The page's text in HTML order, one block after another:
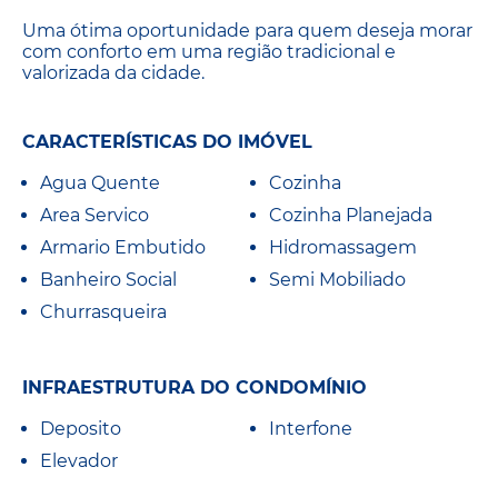
Uma ótima oportunidade para quem deseja morar
com conforto em uma região tradicional e
valorizada da cidade.
CARACTERÍSTICAS DO IMÓVEL
Agua Quente
Area Servico
Armario Embutido
Banheiro Social
Churrasqueira
Cozinha
Cozinha Planejada
Hidromassagem
Semi Mobiliado
INFRAESTRUTURA DO CONDOMÍNIO
Deposito
Elevador
Interfone